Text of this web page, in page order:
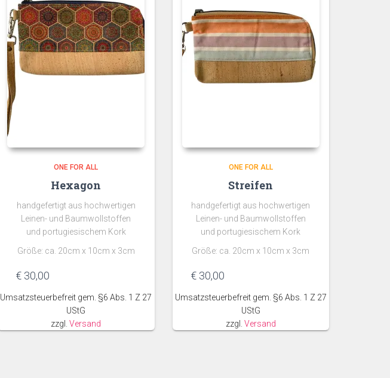
ONE FOR ALL
Hexagon
handgefertigt aus hochwertigen
Leinen- und Baumwollstoffen
und portugiesischem Kork
Größe: ca. 20cm x 10cm x 3cm
€ 30,00
Umsatzsteuerbefreit gem. §6 Abs. 1 Z 27
UStG
zzgl.Versand
ONE FOR ALL
Streifen
handgefertigt aus hochwertigen
Leinen- und Baumwollstoffen
und portugiesischem Kork
Größe: ca. 20cm x 10cm x 3cm
€30,00
Umsatzsteuerbefreit gem. §6 Abs. 1 Z 27
UStG
zzgl. Versand